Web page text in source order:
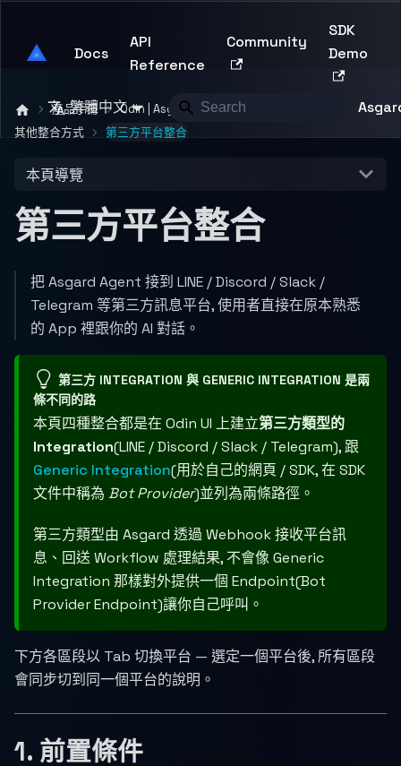
Asgard Developer
Docs
API
Reference
Community
SDK
Demo
繁體中文
產品手冊 Odin | Asgard Studio
其他整合方式
第三方平台整合
本頁導覽
第三方平台整合
把 Asgard Agent 接到 LINE / Discord / Slack /
Telegram 等第三方訊息平台, 使用者直接在原本熟悉
的 App 裡跟你的 AI 對話。
第三方 INTEGRATION 與 GENERIC INTEGRATION 是兩
條不同的路
本頁四種整合都是在 Odin UI 上建立第三方類型的
Integration(LINE / Discord / Slack / Telegram), 跟
Generic Integration(用於自己的網頁 / SDK, 在 SDK
文件中稱為 Bot Provider)並列為兩條路徑。
第三方類型由 Asgard 透過 Webhook 接收平台訊
息、回送 Workflow 處理結果, 不會像 Generic
Integration 那樣對外提供一個 Endpoint(Bot
Provider Endpoint)讓你自己呼叫。
下方各區段以 Tab 切換平台 — 選定一個平台後, 所有區段
會同步切到同一個平台的說明。
1. 前置條件